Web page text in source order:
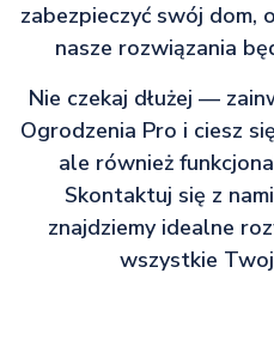
zabezpieczyć swój dom,
nasze rozwiązania
Nie czekaj dłużej —
Ogrodzenia Pro i ciesz
ale również
Skontaktuj się z
znajdziemy idealne
wszystkie